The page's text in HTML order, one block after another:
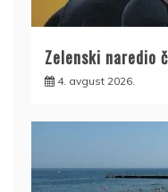
Zelenski naredio
4. avgust 2026.